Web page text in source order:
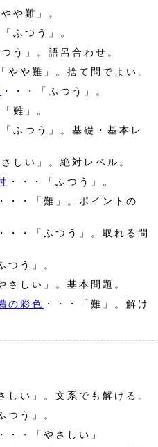
や難」。
ふつう」。
う」。語呂合わせ。
やや難」。捨て問でよい。
・・・「ふつう」。
難」。
「ふつう」。基礎・基本レ
しい」。絶対レベル。
・・・「ふつう」。
・・・「難」。ポイントの
・・・「ふつう」。取れる問
つう」。
さしい」。基本問題。
の彩色 ・・・「難」。解け
しい」。文系でも解ける。
つう」。
・・・「やさしい」